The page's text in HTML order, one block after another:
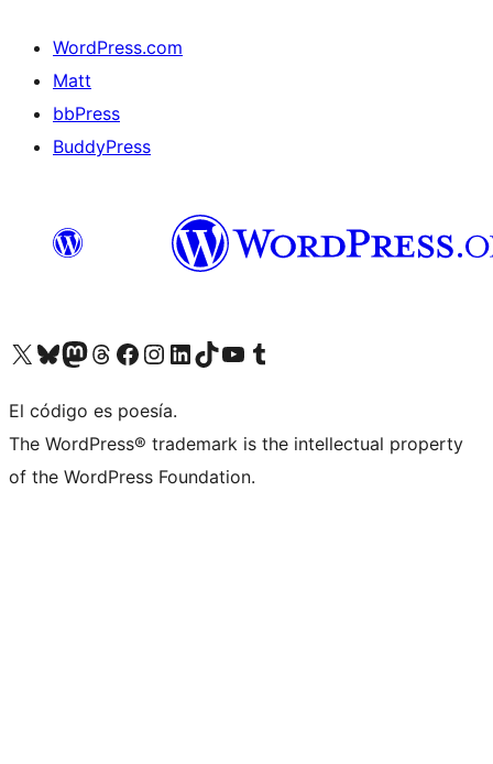
WordPress.com
Matt
bbPress
BuddyPress
Visit our X (formerly Twitter) account
Visit our Bluesky account
Visita nuestra cuenta de Twitter
Visit our Threads account
Visita nuestra página de Facebook
Visite nuestra cuenta de Instagram
Visit our LinkedIn account
Visit our TikTok account
Visit our YouTube channel
Visit our Tumblr account
El código es poesía.
The WordPress® trademark is the intellectual property
of the WordPress Foundation.